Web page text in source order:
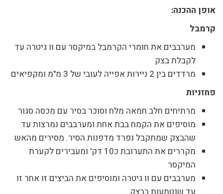
אופן ההכנה:
קרמבל
מערבבים את חומרי הקרמבל במיקסר עם וו גיטרה עד
לקבלת בצק
מרדדים בין 2 ניירות אפייה לעובי של 3 מ"מ ומקפיאים
פחזניות
מרתיחים חלב חמאה מלח וסוכר בסיר עם מכסה סגור
מוסיפים את הקמח בבת אחת ומערבבים נמרצות עד
שהבצק שמתקבל נפרד מדפנות הסיר. מסירים מהאש
מקררים את התערובת כ10 דק' ומעבירים לקערת
המיקסר
מערבבים עם וו גיטרה ומוסיפים את הביצים זו אחר זו